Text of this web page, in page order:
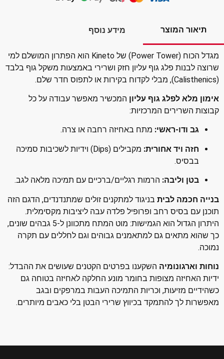
תיאור המוצר מידע נוסף
מגדל הכוח (Power Tower) של Kineto הוא הפתרון המושלם למי
לבנות פלג גוף עליון חזק ושרירי באמצעות משקל גוף בלבד
מלא לפלג גוף עליוןהמכשיר מאפשר עבודה על כל
השרירים המרכזיות:
גב ודו-ראשי:מתח באחיזה רחבה או צרה.
חזה ויד אחורית:
מקבילים (Dips) וידיות לשכיבות סמיכה
בבסיס.
בטן וליבה:הרמות רגליים/ברכיים עם תמיכה מלאה לגב.
חכמה לביתבניגוד למתקנים זולים שמתנדנדים, הדגם הזה
עם בסיס רחב ופרופיל פלדה עבה ליציבות מקסימלית.
היתרון הגדול הוא הגמישות: מוט המתח מתכוונן ל-5 גבהים שונים,
מתאים גם למתאמנים גבוהים וגם לחללים עם תקרה
וארגונומיההשקענו בפרטים הקטנים שעושים את ההבדל:
האחיזה מצופות בחומר מונע החלקה לאחיזה בטוחה גם
מזיעות, וכריות התמיכה העבות במרפקים ובגב
לך להתמקד בכיווץ שרירי הבטן בלי כאבים מיותרים.